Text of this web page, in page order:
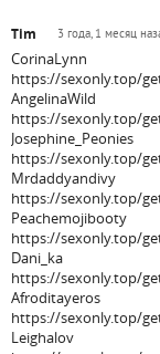
Tim 3 года, 1 месяц
CorinaLynn
https://sexonly.top/
AngelinaWild
https://sexonly.top/
Josephine_Peonies
https://sexonly.top/
Mrdaddyandivy
https://sexonly.top/
Peachemojibooty
https://sexonly.top/
Dani_ka
https://sexonly.top/
Afroditayeros
https://sexonly.top/
Leighalov